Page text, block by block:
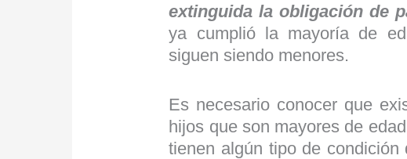
extinguida la obligación de
ya cumplió la mayoría de
siguen siendo menores.
Es necesario conocer que
hijos que son mayores de
tienen algún tipo de condición